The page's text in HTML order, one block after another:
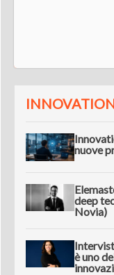
nuove
deep
Novia)
è uno